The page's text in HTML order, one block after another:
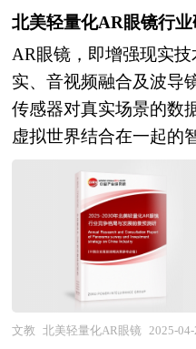
五”规划不仅是过往五年
擘画未来15年乃至30年
规划是国家对经济社会
纲领性文件。目前中国
（计划）最多的国家。
会发展的重要历史性窗
建设战略目标，向全面
上启下的关键时期，做
义重大、影响深远。中
四五”以来社会经济发
果作进一步研究，对“
展的问题和难题做深入
的辩证关系。研究团队
业诊断工具链，结合十
景推演机制，对东南亚
建设、拉美普惠金融深
析。 在结构设计上，报
则话语权演变、欧盟数
弈，亦深入解析智能工
等23个细分场景的落地
自贸区的政策试验样本
海外拓展的“风险识别-
径，为不同发展阶段的
面，企业自身在营销资
专业的营销咨询机构来
面，数字化技术的飞速
新的机遇，大数据分析
企业更精准地洞察消费
性的营销方案。同时，
进，企业面临着来自国
咨询服务能够帮助企业
拓展业务版图。此外，
构间的竞争合作也不断
提升和创新发展，使其
的需求。 营销咨询服务
北美轻量化AR眼镜行
AR眼镜，即增强现实
实、音视频融合及波导
传感器对真实场景的数
虚拟世界结合在一起的
包括显示、感知、处理
图像叠加到真实场景中
信息交互功能。 目前
展阶段，各路资本纷纷
深度融合，AR眼镜加
人士普遍认为，AI眼镜
镜也会AI化，预计AR眼
文教 北美轻量化AR眼镜 2025-04-